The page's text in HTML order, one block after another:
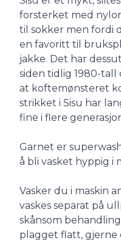
forsterket med
til sokker men fordi
en favoritt til
jakke. Det har
siden tidlig 1980-
at koftemønsteret
strikket i Sisu har
fine i flere
Garnet er
å bli vasket hyppig i
Vasker du i maskin
vaskes separat på
skånsom
plagget flatt, gjerne